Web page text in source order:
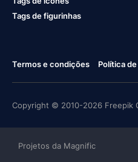
Tags de figurinhas
Termos e condições Política
Copyright © 2010-2026 Freepik
Projetos da Magnific